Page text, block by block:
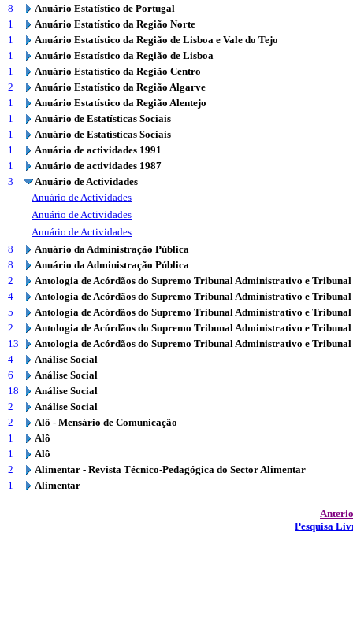
8
Anuário Estatístico de Portugal
1
Anuário Estatístico da Região Norte
1
Anuário Estatístico da Região de Lisboa e Vale do Tejo
1
Anuário Estatístico da Região de Lisboa
1
Anuário Estatístico da Região Centro
2
Anuário Estatístico da Região Algarve
1
Anuário Estatístico da Região Alentejo
1
Anuário de Estatísticas Sociais
1
Anuário de Estatísticas Sociais
1
Anuário de actividades 1991
1
Anuário de actividades 1987
3
Anuário de Actividades
Anuário de Actividades
Anuário de Actividades
Anuário de Actividades
8
Anuário da Administração Pública
8
Anuário da Administração Pública
2
Antologia de Acórdãos do Supremo Tribunal Administrativo e
4
Antologia de Acórdãos do Supremo Tribunal Administrativo e
5
Antologia de Acórdãos do Supremo Tribunal Administrativo e
2
Antologia de Acórdãos do Supremo Tribunal Administrativo e
13
Antologia de Acórdãos do Supremo Tribunal Administrativo e
4
Análise Social
6
Análise Social
18
Análise Social
2
Análise Social
2
Alô - Mensário de Comunicação
1
Alô
1
Alô
2
Alimentar - Revista Técnico-Pedagógica do Sector Alimentar
1
Alimentar
Pesquisa